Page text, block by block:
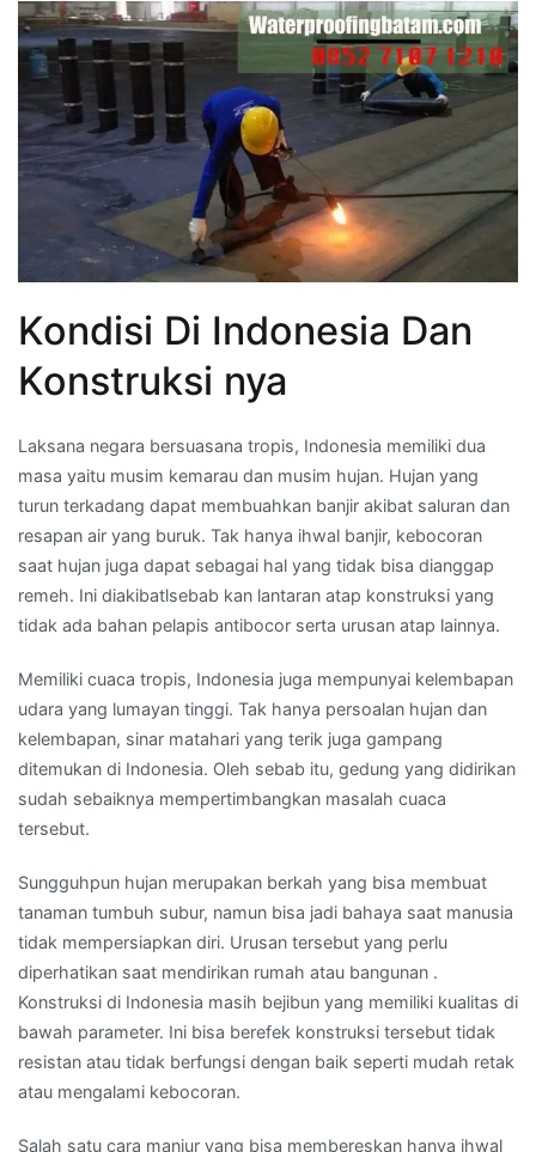
Kondisi Di Indonesia Dan
Konstruksi nya
Laksana negara bersuasana tropis, Indonesia memiliki dua
masa yaitu musim kemarau dan musim hujan. Hujan yang
turun terkadang dapat membuahkan banjir akibat saluran dan
resapan air yang buruk. Tak hanya ihwal banjir, kebocoran
saat hujan juga dapat sebagai hal yang tidak bisa dianggap
remeh. Ini diakibatlsebab kan lantaran atap konstruksi yang
tidak ada bahan pelapis antibocor serta urusan atap lainnya.
Memiliki cuaca tropis, Indonesia juga mempunyai kelembapan
udara yang lumayan tinggi. Tak hanya persoalan hujan dan
kelembapan, sinar matahari yang terik juga gampang
ditemukan di Indonesia. Oleh sebab itu, gedung yang didirikan
sudah sebaiknya mempertimbangkan masalah cuaca
tersebut.
Sungguhpun hujan merupakan berkah yang bisa membuat
tanaman tumbuh subur, namun bisa jadi bahaya saat manusia
tidak mempersiapkan diri. Urusan tersebut yang perlu
diperhatikan saat mendirikan rumah atau bangunan .
Konstruksi di Indonesia masih bejibun yang memiliki kualitas di
bawah parameter. Ini bisa berefek konstruksi tersebut tidak
resistan atau tidak berfungsi dengan baik seperti mudah retak
atau mengalami kebocoran.
Salah satu cara manjur yang bisa membereskan hanya ihwal